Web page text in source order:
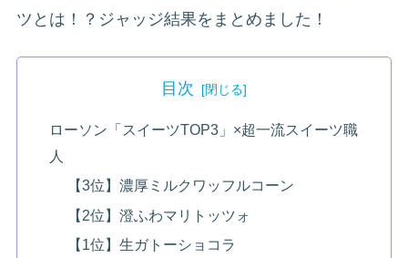
ツとは！？ジャッジ結果をまとめました！
目次
ローソン「スイーツTOP3」×超一流スイーツ職
人
【3位】濃厚ミルクワッフルコーン
【2位】澄ふわマリトッツォ
【1位】生ガトーショコラ